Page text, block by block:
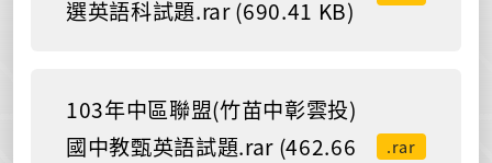
選英語科試題.rar (690.41 KB)
103年中區聯盟(竹苗中彰雲投)
國中教甄英語試題.rar (462.66
.rar